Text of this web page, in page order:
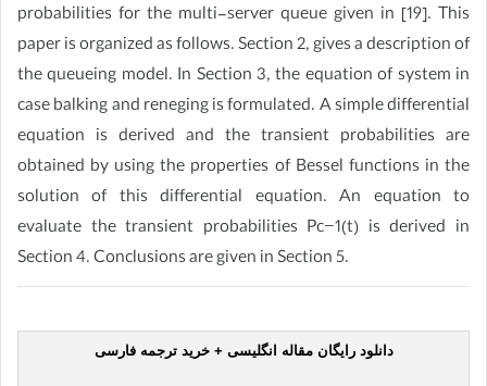
probabilities for the multi-server queue given in [19]. This
paper is organized as follows. Section 2, gives a description of
the queueing model. In Section 3, the equation of system in
case balking and reneging is formulated. A simple differential
equation is derived and the transient probabilities are
obtained by using the properties of Bessel functions in the
solution of this differential equation. An equation to
evaluate the transient probabilities Pc−1(t) is derived in
Section 4. Conclusions are given in Section 5.
دانلود رایگان مقاله انگلیسی + خرید ترجمه فارسی